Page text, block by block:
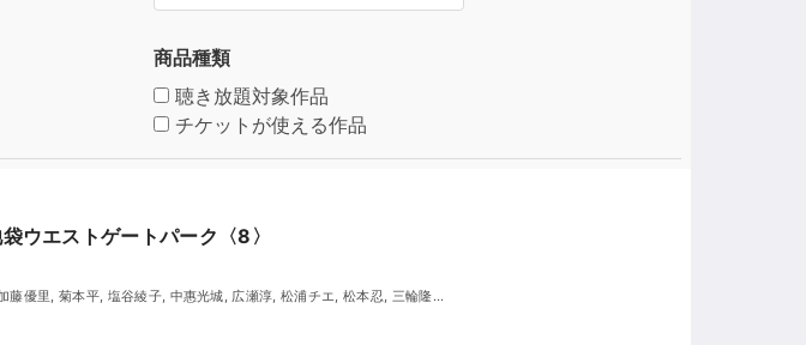
商品種類
聴き放題対象作品
チケットが使える作品
ウエストゲートパーク〈8〉